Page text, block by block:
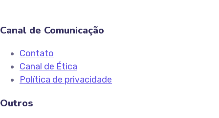
Canal de Comunicação
Contato
Canal de Ética
Política de privacidade
Outros